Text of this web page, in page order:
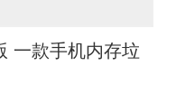
一款手机内存垃